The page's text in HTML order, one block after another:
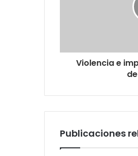
Violencia e
Publicaciones